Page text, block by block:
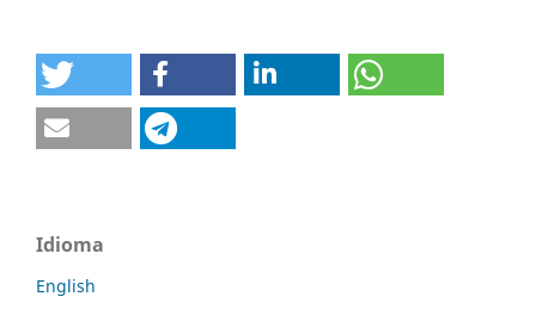
Idioma
English